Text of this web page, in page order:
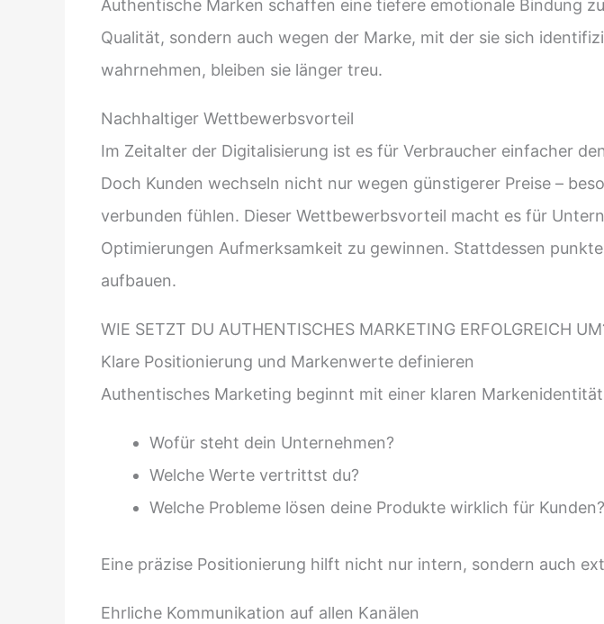
Authentische Marken schaffen eine tiefere emotionale Bindung
Qualität, sondern auch wegen der Marke, mit der sie sich
wahrnehmen, bleiben sie länger treu.
Nachhaltiger Wettbewerbsvorteil
Im Zeitalter der Digitalisierung ist es für Verbraucher einfacher
Doch Kunden wechseln nicht nur wegen günstigerer Preise –
verbunden fühlen. Dieser Wettbewerbsvorteil macht es für
Optimierungen Aufmerksamkeit zu gewinnen. Stattdessen
aufbauen.
WIE SETZT DU AUTHENTISCHES MARKETING ERFOLGREICH
Klare Positionierung und Markenwerte definieren
Authentisches Marketing beginnt mit einer klaren
Wofür steht dein Unternehmen?
Welche Werte vertrittst du?
Welche Probleme lösen deine Produkte wirklich für Kunden?
Eine präzise Positionierung hilft nicht nur intern, sondern auch
Ehrliche Kommunikation auf allen Kanälen